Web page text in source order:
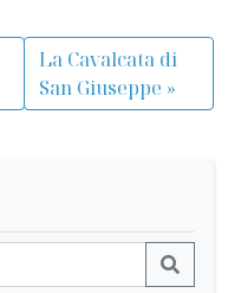
La Cavalcata di
San Giuseppe